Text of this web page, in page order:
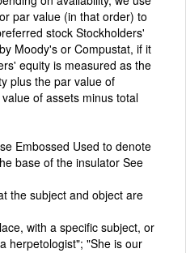
par value (in that order) to
stock Stockholders'
Moody's or Compustat, if it
equity is measured as the
plus the par value of
of assets minus total
Embossed Used to denote
base of the insulator See
the subject and object are
with a specific subject, or
herpetologist"; "She is our